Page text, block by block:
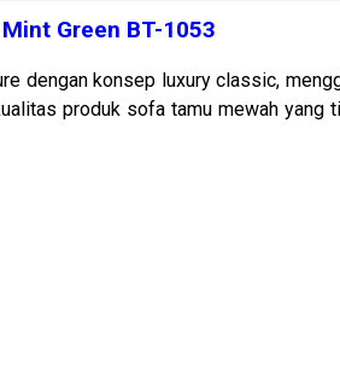
Green BT-1053
dengan konsep luxury classic,
produk sofa tamu mewah yang